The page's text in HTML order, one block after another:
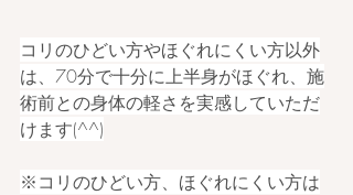
コリのひどい方やほぐれにくい方以外
は、70分で十分に上半身がほぐれ、施
術前との身体の軽さを実感していただ
けます(^^)
※コリのひどい方、ほぐれにくい方は